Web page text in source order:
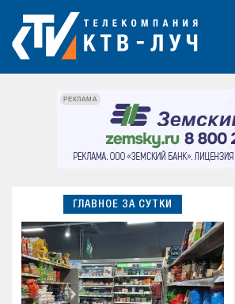
РЕКЛАМА
ГЛАВНОЕ ЗА СУТКИ